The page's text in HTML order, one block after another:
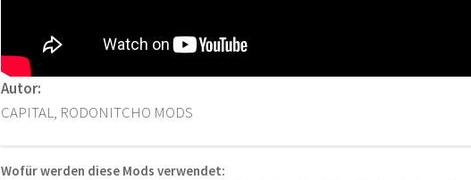
Autor:
CAPITAL, RODONITCHO MODS
Wofür werden diese Mods verwendet: